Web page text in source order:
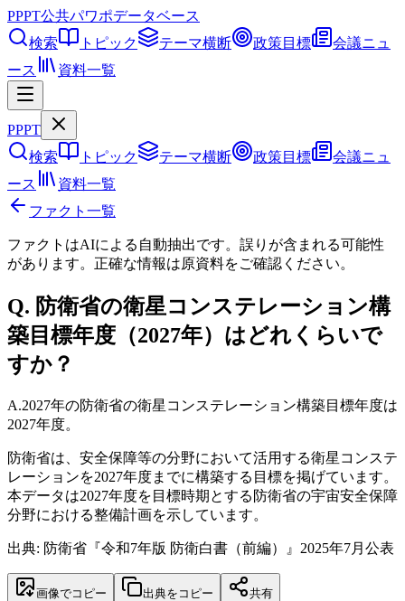
PPPT公共パワポデータベース
検索
トピック テーマ横断 政策目標
会議ニュ
ース
資料一覧
PPPT
検索
トピック テーマ横断 政策目標
会議ニュ
ース
資料一覧
ファクト一覧
ファクトはAIによる自動抽出です。誤りが含まれる可能性
があります。正確な情報は原資料をご確認ください。
Q. 防衛省の衛星コンステレーション構
築目標年度（2027年）はどれくらいで
すか？
A.2027年の防衛省の衛星コンステレーション構築目標年度は
2027年度。
防衛省は、安全保障等の分野において活用する衛星コンステ
レーションを2027年度までに構築する目標を掲げています。
本データは2027年度を目標時期とする防衛省の宇宙安全保障
分野における整備計画を示しています。
出典: 防衛省『令和7年版 防衛白書（前編）』2025年7月公表
画像でコピー 出典をコピー 共有